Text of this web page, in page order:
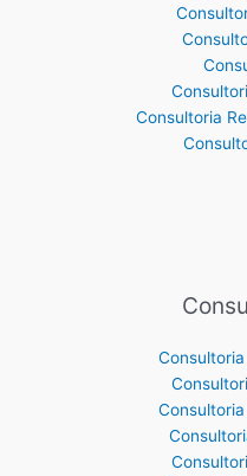
Consultoria